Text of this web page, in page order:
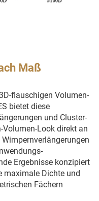
Maß
flauschigen Volumen-
bietet diese
und Cluster-
Volumen-Look direkt an
Ergebnisse konzipiert
maximale Dichte und
Fächern